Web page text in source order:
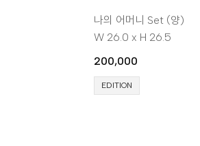
나의 어머니 Set (양)
W 26.0 x H 26.5
200,000
EDITION